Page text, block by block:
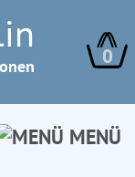
0
MENÜ